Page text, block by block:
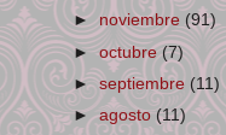
►noviembre(91)
►octubre(7)
►septiembre (11)
►agosto(11)